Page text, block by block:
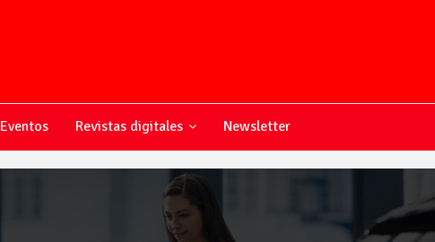
Eventos Revistas digitales Newsletter